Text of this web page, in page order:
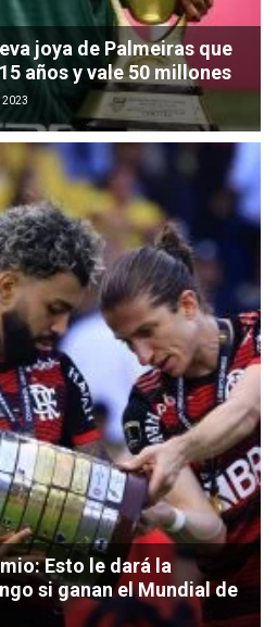
joya de Palmeiras que
años y vale 50 millones
2023
Esto le dará la
si ganan el Mundial de